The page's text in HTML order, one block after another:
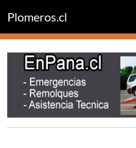
Plomeros.cl